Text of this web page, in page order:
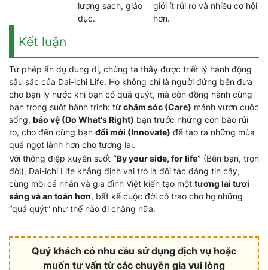
lượng sạch, giáo
dục.
giới ít rủi ro và nhiều cơ hội
hơn.
Kết luận
Từ phép ẩn dụ dung dị, chúng ta thấy được triết lý hành động
sâu sắc của Dai-ichi Life. Họ không chỉ là người đứng bên đưa
cho bạn ly nước khi bạn có quả quýt, mà còn đồng hành cùng
bạn trong suốt hành trình: từ chăm sóc (Care) mảnh vườn cuộc
sống, bảo vệ (Do What's Right) bạn trước những cơn bão rủi
ro, cho đến cùng bạn đổi mới (Innovate) để tạo ra những mùa
quả ngọt lành hơn cho tương lai.
Với thông điệp xuyên suốt “By your side, for life” (Bên bạn, trọn
đời), Dai-ichi Life khẳng định vai trò là đối tác đáng tin cậy,
cùng mỗi cá nhân và gia đình Việt kiến tạo một tương lai tươi
sáng và an toàn hơn, bất kể cuộc đời có trao cho họ những
“quả quýt” như thế nào đi chăng nữa.
Quý khách có nhu cầu sử dụng dịch vụ hoặc
muốn tư vấn từ các chuyên gia vui lòng